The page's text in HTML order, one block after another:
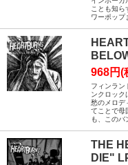
ことも知ら
ワーポップ
968円(
フィンラン
ンクロック
愁のメロデ
てことで母
も、このバ
THE
DIE"